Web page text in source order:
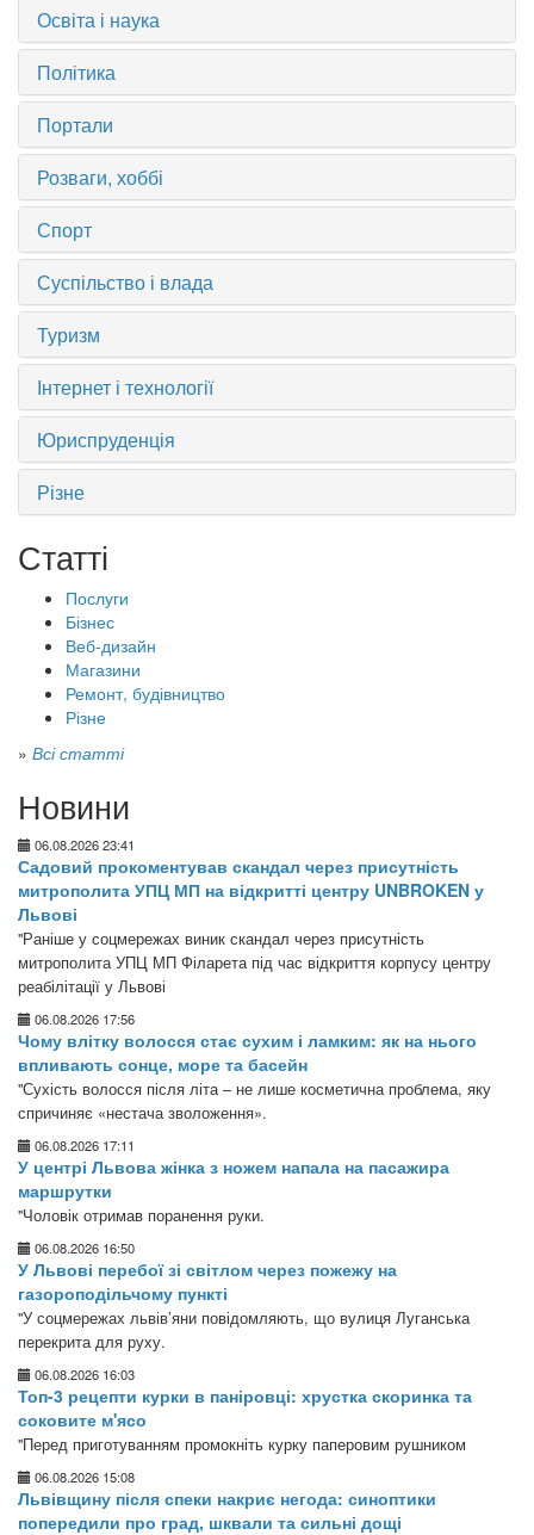
Освіта і наука
Політика
Портали
Розваги, хоббі
Спорт
Суспільство і влада
Туризм
Інтернет і технології
Юриспруденція
Різне
Статті
Послуги
Бізнес
Веб-дизайн
Магазини
Ремонт, будівництво
Різне
» Всі статті
Новини
06.08.2026 23:41
Садовий прокоментував скандал через присутність
митрополита УПЦ МП на відкритті центру UNBROKEN у
Львові
"Раніше у соцмережах виник скандал через присутність
митрополита УПЦ МП Філарета під час відкриття корпусу центру
реабілітації у Львові
06.08.2026 17:56
Чому влітку волосся стає сухим і ламким: як на нього
впливають сонце, море та басейн
"Сухість волосся після літа – не лише косметична проблема, яку
спричиняє «нестача зволоження».
06.08.2026 17:11
У центрі Львова жінка з ножем напала на пасажира
маршрутки
"Чоловік отримав поранення руки.
06.08.2026 16:50
У Львові перебої зі світлом через пожежу на
газороподільчому пункті
"У соцмережах львів’яни повідомляють, що вулиця Луганська
перекрита для руху.
06.08.2026 16:03
Топ-3 рецепти курки в паніровці: хрустка скоринка та
соковите м'ясо
"Перед приготуванням промокніть курку паперовим рушником
06.08.2026 15:08
Львівщину після спеки накриє негода: синоптики
попередили про град, шквали та сильні дощі